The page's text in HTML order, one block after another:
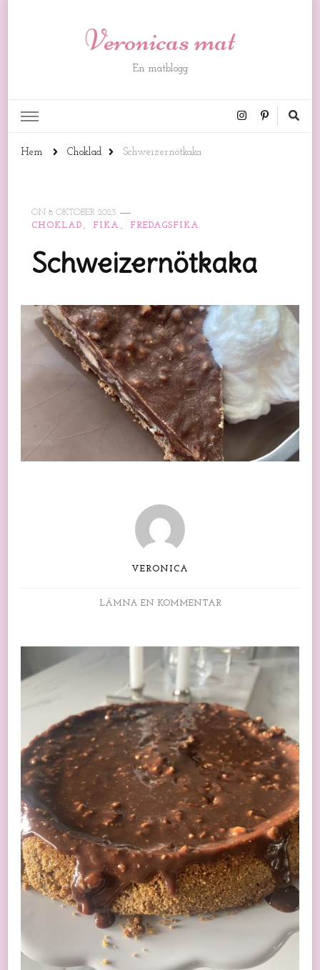
Veronicas mat
En matblogg
Hem Choklad Schweizernötkaka
ON 8 OKTOBER 2023
CHOKLAD
FIKA FREDAGSFIKA
Schweizernötkaka
VERONICA
LÄMNA EN KOMMENTARPÅ